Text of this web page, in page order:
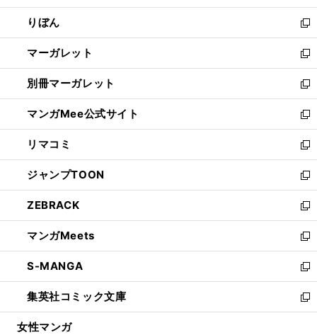
開
く
ウ
で
開
く
ン
ド
ウ
で
開
く
ウ
ィ
ン
ド
ウ
で
開
く
りぼん
新
し
い
ウ
ィ
ン
ド
ウ
で
開
く
マーガレット
新
し
い
ウ
ィ
ン
ド
ウ
で
開
く
別冊マーガレット
新
し
い
ウ
ィ
ン
ド
ウ
で
開
く
マンガMee公式サイト
新
し
い
ウ
ィ
ン
ド
ウ
で
開
く
リマコミ
新
し
い
ウ
ィ
ン
ド
ウ
で
開
く
ジャンプTOON
新
し
い
ウ
ィ
ン
ド
ウ
で
開
ZEBRACK
新
し
い
ウ
ィ
ン
ド
ウ
マンガMeets
新
し
い
ウ
ィ
ン
S-MANGA
新
し
い
ウ
集英社コミック文庫
新
し
女性マンガ